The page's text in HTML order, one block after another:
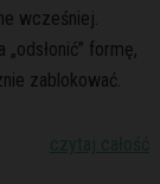
wcześniej.
„odsłonić” formę,
zablokować.
czytaj całość